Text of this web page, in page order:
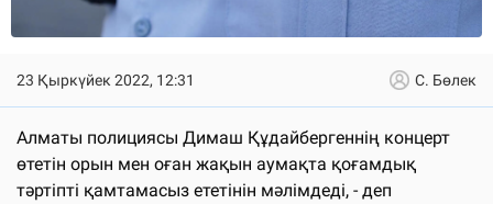
23 Қыркүйек 2022, 12:31 С. Бөлек
Алматы полициясы Димаш Құдайбергеннің концерт
өтетін орын мен оған жақын аумақта қоғамдық
тәртіпті қамтамасыз ететінін мәлімдеді, - деп